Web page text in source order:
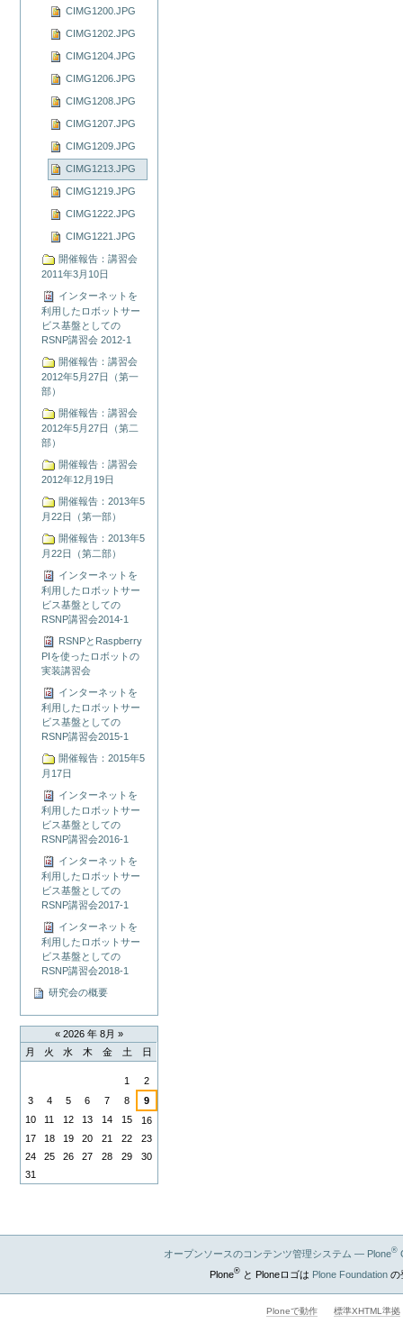
CIMG1200.JPG
CIMG1202.JPG
CIMG1204.JPG
CIMG1206.JPG
CIMG1208.JPG
CIMG1207.JPG
CIMG1209.JPG
CIMG1213.JPG
CIMG1219.JPG
CIMG1222.JPG
CIMG1221.JPG
開催報告：講習会
2011年3月10日
インターネットを
利用したロボットサー
ビス基盤としての
RSNP講習会 2012-1
開催報告：講習会
2012年5月27日（第一
部）
開催報告：講習会
2012年5月27日（第二
部）
開催報告：講習会
2012年12月19日
開催報告：2013年5
月22日（第一部）
開催報告：2013年5
月22日（第二部）
インターネットを
利用したロボットサー
ビス基盤としての
RSNP講習会2014-1
RSNPとRaspberry
PIを使ったロボットの
実装講習会
インターネットを
利用したロボットサー
ビス基盤としての
RSNP講習会2015-1
開催報告：2015年5
月17日
インターネットを
利用したロボットサー
ビス基盤としての
RSNP講習会2016-1
インターネットを
利用したロボットサー
ビス基盤としての
RSNP講習会2017-1
インターネットを
利用したロボットサー
ビス基盤としての
RSNP講習会2018-1
研究会の概要
« 2026 年 8月»
月 火 水 木 金 土 日
1
2
3
4 5 6 7 8
9
10
11 12 13 14 15
16
17
18 19 20 21 22
23
24
25 26 27 28 29
30
31
オープンソースのコンテンツ管理システム — Plone®
Plone® と Ploneロゴは Plone Foundation の
Ploneで動作 標準XHTML準拠